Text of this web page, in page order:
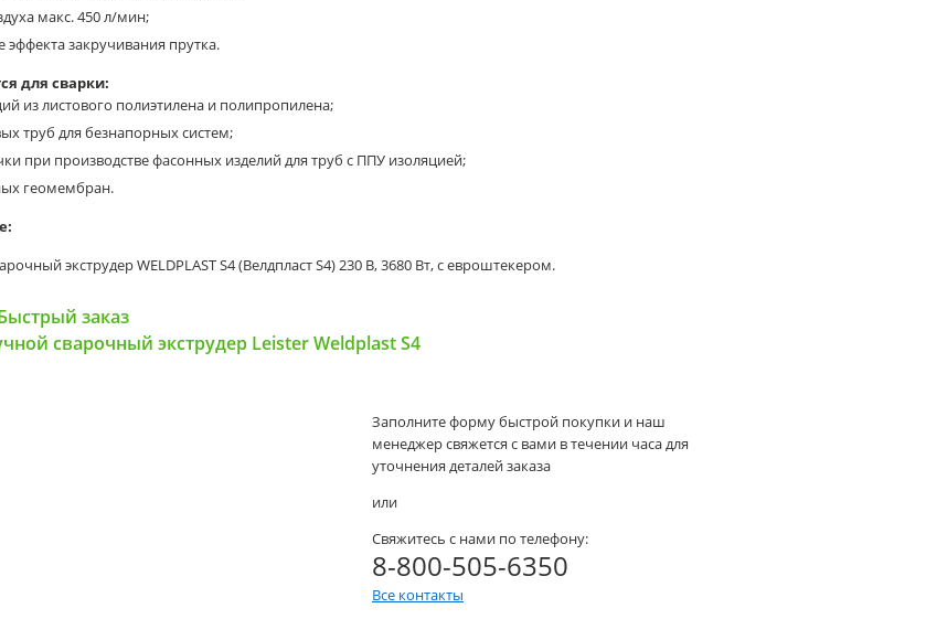
макс. 450 л/мин;
эффекта закручивания прутка.
для сварки:
из листового полиэтилена и полипропилена;
труб для безнапорных систем;
при производстве фасонных изделий для труб с ППУ изоляцией;
геомембран.
экструдер WELDPLAST S4 (Велдпласт S4) 230 В, 3680 Вт, с евроштекером.
заказ
сварочный экструдер Leister Weldplast S4
Заполните форму быстрой покупки и наш
менеджер свяжется с вами в течении часа для
уточнения деталей заказа
или
Свяжитесь с нами по телефону:
8-800-505-6350
Все контакты